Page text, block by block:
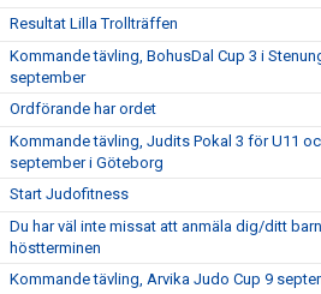
Resultat Lilla Trollträffen
Kommande tävling, BohusDal Cup 3 i
september
Ordförande har ordet
Kommande tävling, Judits Pokal 3 för U11
september i Göteborg
Start Judofitness
Du har väl inte missat att anmäla dig/ditt barn
höstterminen
Kommande tävling, Arvika Judo Cup 9